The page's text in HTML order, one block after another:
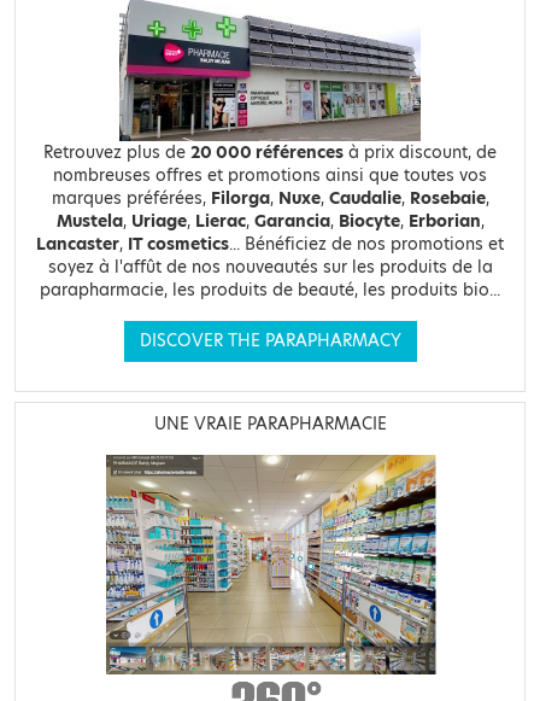
Retrouvez plus de 20 000 références à prix discount, de
nombreuses offres et promotions ainsi que toutes vos
marques préférées, Filorga, Nuxe, Caudalie, Rosebaie,
Mustela, Uriage, Lierac, Garancia, Biocyte, Erborian,
Lancaster, IT cosmetics... Bénéficiez de nos promotions et
soyez à l'affût de nos nouveautés sur les produits de la
parapharmacie, les produits de beauté, les produits bio...
DISCOVER THE PARAPHARMACY
UNE VRAIE PARAPHARMACIE